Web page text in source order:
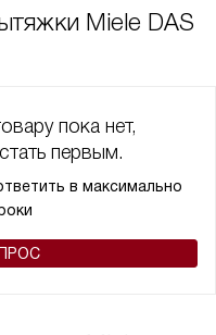
Miele DAS
пока нет,
первым.
в максимально